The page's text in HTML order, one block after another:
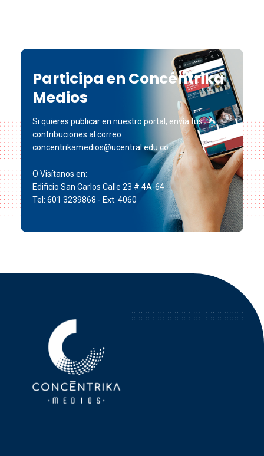
Participa en Concéntrika
Medios
Si quieres publicar en nuestro portal, envía tus
contribuciones al correo
concentrikamedios@ucentral.edu.co
O Visítanos en:
Edificio San Carlos Calle 23 # 4A-64
Tel: 601 3239868 - Ext. 4060